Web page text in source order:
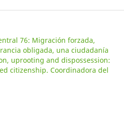
76: Migración forzada,
obligada, una ciudadanía
uprooting and dispossession:
citizenship. Coordinadora del